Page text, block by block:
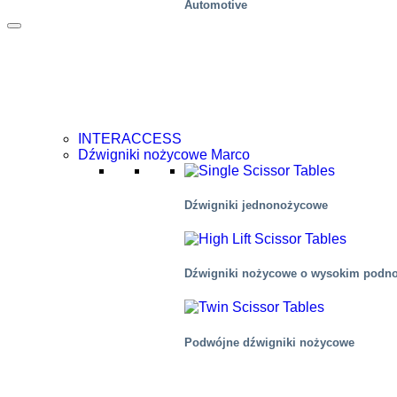
Automotive
INTERACCESS
Dźwigniki nożycowe Marco
Dźwigniki jednonożycowe
Dźwigniki nożycowe o wysokim
Podwójne dźwigniki nożycowe